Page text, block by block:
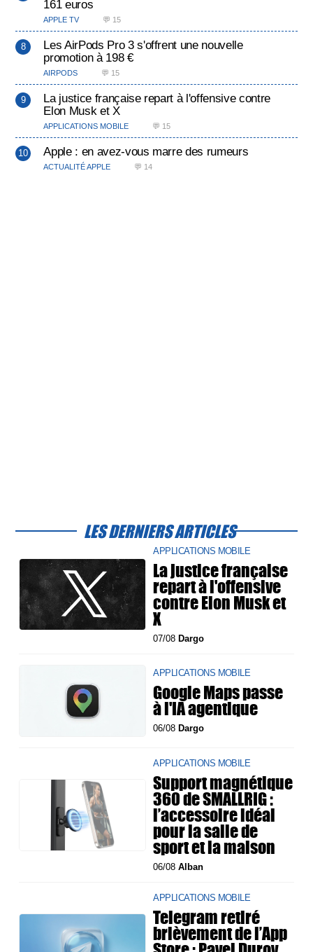
161 euros
APPLE TV 💬 15
Les AirPods Pro 3 s'offrent une nouvelle
promotion à 198 €
AIRPODS 💬 15
La justice française repart à l'offensive contre
Elon Musk et X
APPLICATIONS MOBILE 💬 15
Apple : en avez-vous marre des rumeurs
ACTUALITÉ APPLE 💬 14
LES DERNIERS ARTICLES
APPLICATIONS MOBILE
La justice française
repart à l'offensive
contre Elon Musk et
X
07/08Dargo
APPLICATIONS MOBILE
Google Maps passe
à l'IA agentique
06/08 Dargo
APPLICATIONS MOBILE
Support magnétique
360 de SMALLRIG :
l’accessoire idéal
pour la salle de
sport et la maison
06/08Alban
APPLICATIONS MOBILE
Telegram retiré
brièvement de l’App